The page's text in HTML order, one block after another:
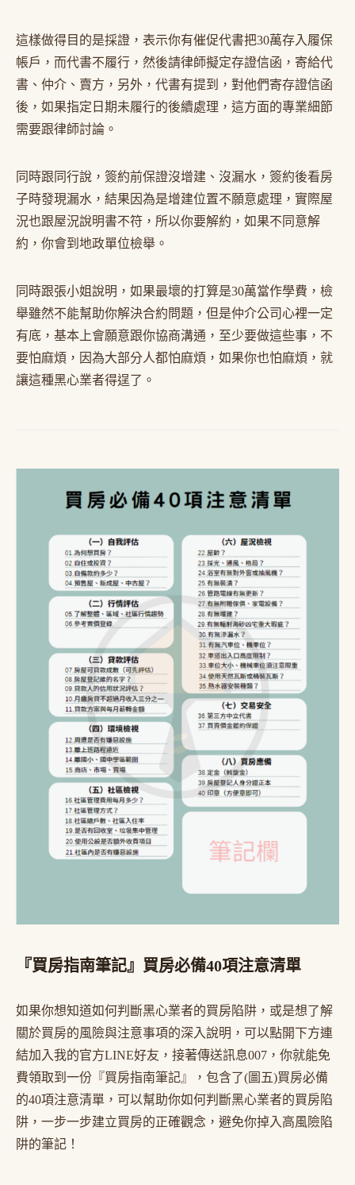
這樣做得目的是採證，表示你有催促代書把30萬存入履保
帳戶，而代書不履行，然後請律師擬定存證信函，寄給代
書、仲介、賣方，另外，代書有提到，對他們寄存證信函
後，如果指定日期未履行的後續處理，這方面的專業細節
需要跟律師討論。
同時跟同行說，簽約前保證沒增建、沒漏水，簽約後看房
子時發現漏水，結果因為是增建位置不願意處理，實際屋
況也跟屋況說明書不符，所以你要解約，如果不同意解
約，你會到地政單位檢舉。
同時跟張小姐說明，如果最壞的打算是30萬當作學費，檢
舉雖然不能幫助你解決合約問題，但是仲介公司心裡一定
有底，基本上會願意跟你協商溝通，至少要做這些事，不
要怕麻煩，因為大部分人都怕麻煩，如果你也怕麻煩，就
讓這種黑心業者得逞了。
『買房指南筆記』買房必備40項注意清單
如果你想知道如何判斷黑心業者的買房陷阱，或是想了解
關於買房的風險與注意事項的深入說明，可以點開下方連
結加入我的官方LINE好友，接著傳送訊息007，你就能免
費領取到一份『買房指南筆記』，包含了(圖五)買房必備
的40項注意清單，可以幫助你如何判斷黑心業者的買房陷
阱，一步一步建立買房的正確觀念，避免你掉入高風險陷
阱的筆記！